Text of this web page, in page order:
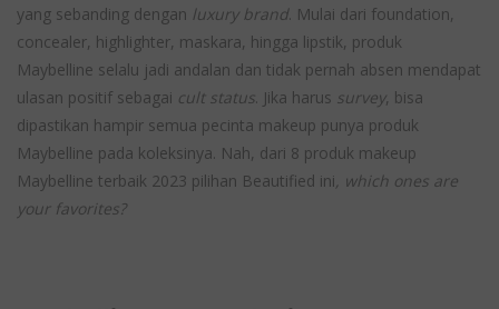
yang sebanding dengan luxury brand. Mulai dari foundation,
concealer, highlighter, maskara, hingga lipstik, produk
Maybelline selalu jadi andalan dan tidak pernah absen mendapat
ulasan positif sebagai cult status. Jika harus survey, bisa
dipastikan hampir semua pecinta makeup punya produk
Maybelline pada koleksinya. Nah, dari 8 produk makeup
Maybelline terbaik 2023 pilihan Beautified ini, which ones are
your favorites?